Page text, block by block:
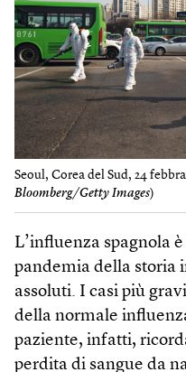
Seoul, Corea del Sud, 24
Bloomberg/Getty Images)
L’influenza spagnola
pandemia della storia
assoluti. I casi più
della normale
paziente, infatti,
perdita di sangue da